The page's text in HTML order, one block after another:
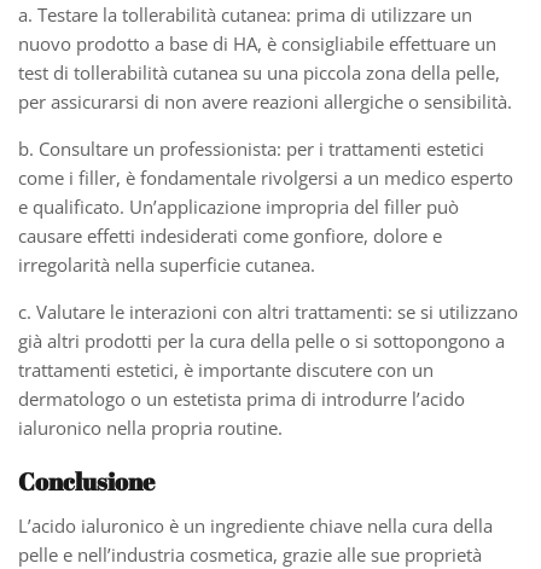
a. Testare la tollerabilità cutanea: prima di utilizzare un
nuovo prodotto a base di HA, è consigliabile effettuare un
test di tollerabilità cutanea su una piccola zona della pelle,
per assicurarsi di non avere reazioni allergiche o sensibilità.
b. Consultare un professionista: per i trattamenti estetici
come i filler, è fondamentale rivolgersi a un medico esperto
e qualificato. Un’applicazione impropria del filler può
causare effetti indesiderati come gonfiore, dolore e
irregolarità nella superficie cutanea.
c. Valutare le interazioni con altri trattamenti: se si utilizzano
già altri prodotti per la cura della pelle o si sottopongono a
trattamenti estetici, è importante discutere con un
dermatologo o un estetista prima di introdurre l’acido
ialuronico nella propria routine.
Conclusione
L’acido ialuronico è un ingrediente chiave nella cura della
pelle e nell’industria cosmetica, grazie alle sue proprietà